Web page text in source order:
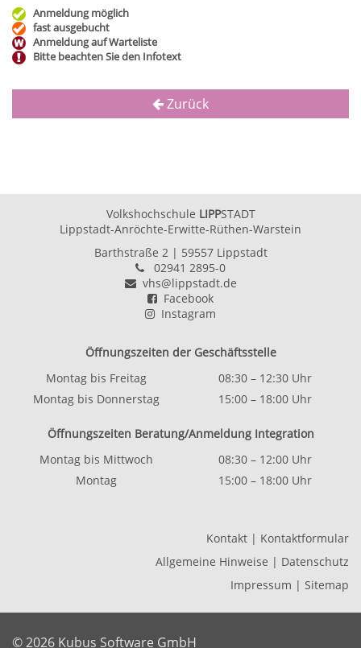
Anmeldung möglich
fast ausgebucht
Anmeldung auf Warteliste
Bitte beachten Sie den Infotext
Zurück
Volkshochschule LIPPSTADT
Lippstadt-Anröchte-Erwitte-Rüthen-Warstein
Barthstraße 2| 59557 Lippstadt
02941 2895-0
vhs@lippstadt.de
Facebook
Instagram
Öffnungszeiten der Geschäftsstelle
Montag bis Freitag
08:30 – 12:30 Uhr
Montag bis Donnerstag
15:00 – 18:00 Uhr
Öffnungszeiten Beratung/Anmeldung Integration
Montag bis Mittwoch
08:30 – 12:00 Uhr
Montag
15:00 – 18:00 Uhr
Kontakt | Kontaktformular
Allgemeine Hinweise | Datenschutz
Impressum | Sitemap
© 2026 Kubus Software GmbH